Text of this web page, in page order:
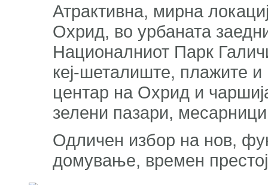
Атрактивна, мирна
Охрид, во урбаната
Националниот Парк
кеј-шеталиште, плажите и
центар на Охрид и
зелени пазари,
Одличен избор на нов,
домување, времен